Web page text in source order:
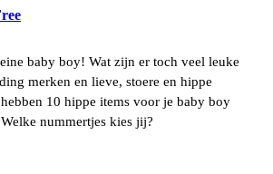
baby boy! Wat zijn er toch veel leuke
merken en lieve, stoere en hippe
10 hippe items voor je baby boy
nummertjes kies jij?